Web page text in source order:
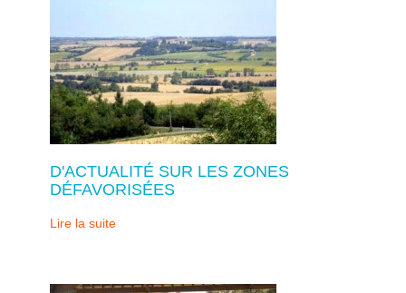
D'ACTUALITÉ SUR LES ZONES
DÉFAVORISÉES
Lire la suite